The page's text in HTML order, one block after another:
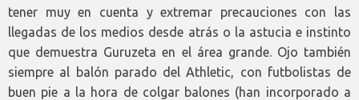
tener muy en cuenta y extremar precauciones con las
llegadas de los medios desde atrás o la astucia e instinto
que demuestra Guruzeta en el área grande. Ojo también
siempre al balón parado del Athletic, con futbolistas de
buen pie a la hora de colgar balones (han incorporado a